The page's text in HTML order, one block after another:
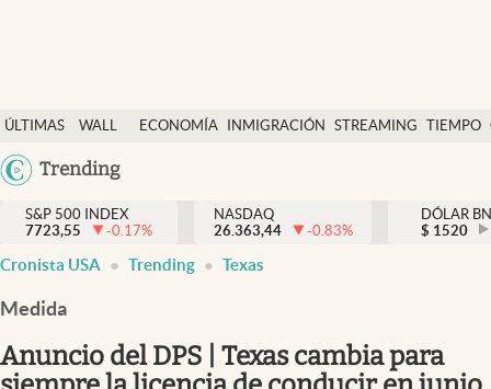
ÚLTIMAS
NOTICIAS
WALL
DÓLAR
ECONOMÍA INMIGRACIÓN STREAMING TIEMPO
México
Trending
Finanzas y economía
Wall Street y dólar
Inmigración
Espiritual
S&P 500 INDEX
7723,55
-0.17%
NASDAQ
26.363,44
-0.83%
DÓLAR
$ 1520
Cronista USA Trending Texas
Medida
Anuncio del DPS | Texas cambia para